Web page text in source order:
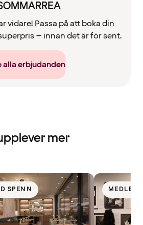
vidare! Passa på att boka din
– innan det är för sent.
alla erbjudanden
mer
SPENN